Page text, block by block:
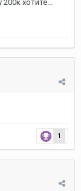
хотите...
1